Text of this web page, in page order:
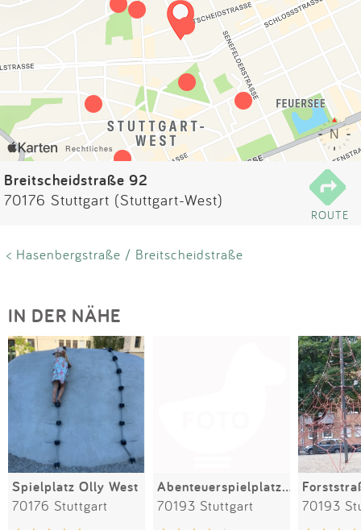
Partner
Kontakt
Impressum
Anmelden
Breitscheidstraße 92
70176 Stuttgart (Stuttgart-West)
ROUTE
< Hasenbergstraße / Breitscheidstraße
IN DER NÄHE
Spielplatz Olly West
70176 Stuttgart
Abenteuerspielplatz West
70193 Stuttgart 70193